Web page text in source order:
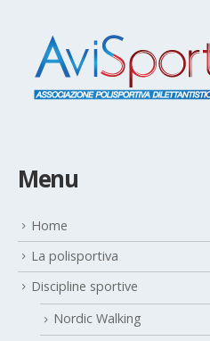
Menu
Home
La polisportiva
Discipline sportive
Nordic Walking